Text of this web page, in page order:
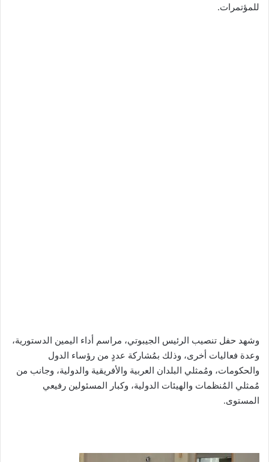
للمؤتمرات.
وشهد حفل تنصيب الرئيس الجيبوتي، مراسم أداء اليمين الدستورية،
وعدة فعاليات أخرى، وذلك بمُشاركة عددٍ من رؤساء الدول
والحكومات، ومُمثلي البلدان العربية والأفريقية والدولية، وجانب من
مُمثلي المُنظمات والهيئات الدولية، وكبار المسئولين رفيعي
المستوى.